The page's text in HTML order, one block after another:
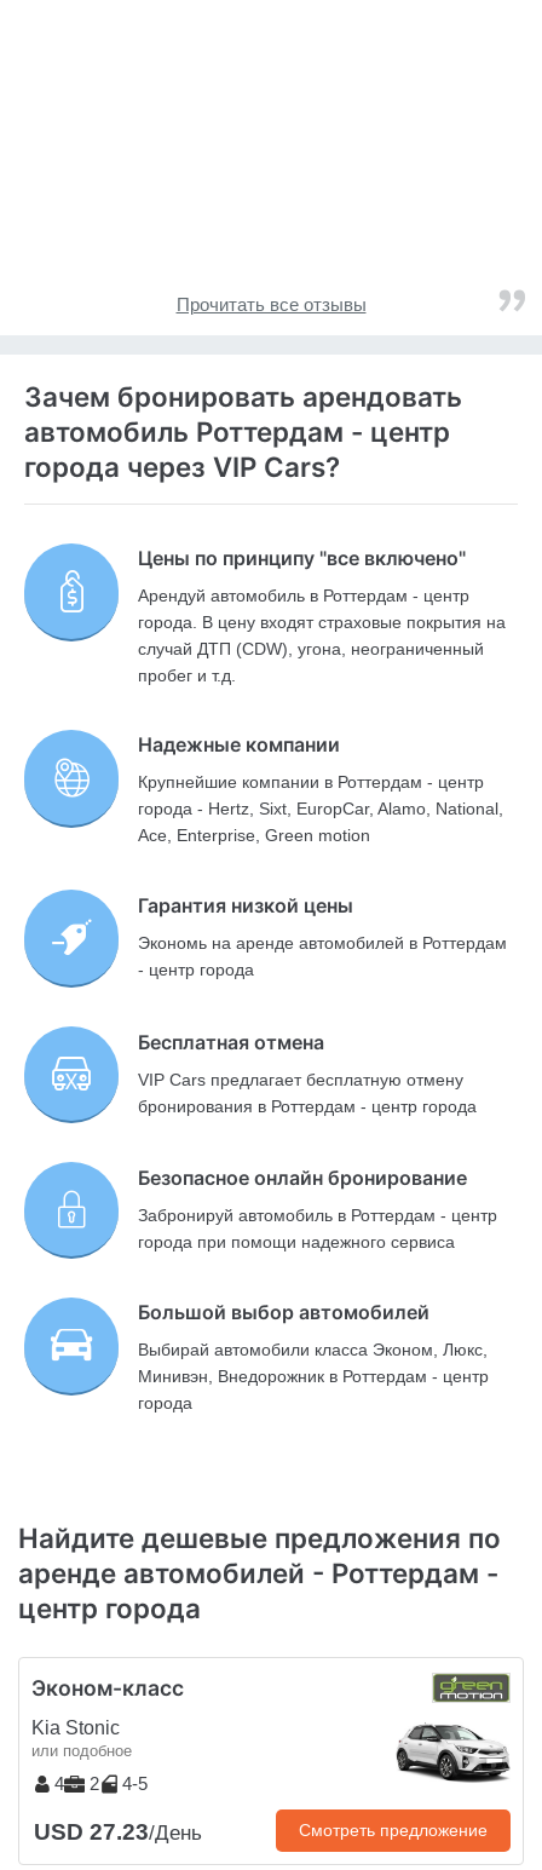
Прочитать все отзывы
Зачем бронировать арендовать
автомобиль Роттердам - центр
города через VIP Cars?
Цены по принципу "все включено"
Арендуй автомобиль в Роттердам - центр
города. В цену входят страховые покрытия на
случай ДТП (CDW), угона, неограниченный
пробег и т.д.
Надежные компании
Крупнейшие компании в Роттердам - центр
города - Hertz, Sixt, EuropCar, Alamo, National,
Ace, Enterprise, Green motion
Гарантия низкой цены
Экономь на аренде автомобилей в Роттердам
- центр города
Бесплатная отмена
VIP Cars предлагает бесплатную отмену
бронирования в Роттердам - центр города
Безопасное онлайн бронирование
Забронируй автомобиль в Роттердам - центр
города при помощи надежного сервиса
Большой выбор автомобилей
Выбирай автомобили класса Эконом, Люкс,
Минивэн, Внедорожник в Роттердам - центр
города
Найдите дешевые предложения по
аренде автомобилей - Роттердам -
центр города
Эконом-класс
Kia Stonic
или подобное
4 2 4-5
USD 27.23/День Смотреть предложение